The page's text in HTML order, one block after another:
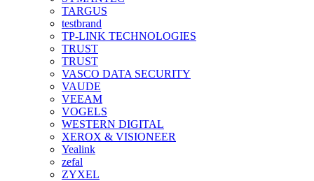
TARGUS
testbrand
TP-LINK TECHNOLOGIES
TRUST
TRUST
VASCO DATA SECURITY
VAUDE
VEEAM
VOGELS
WESTERN DIGITAL
XEROX & VISIONEER
Yealink
zefal
ZYXEL